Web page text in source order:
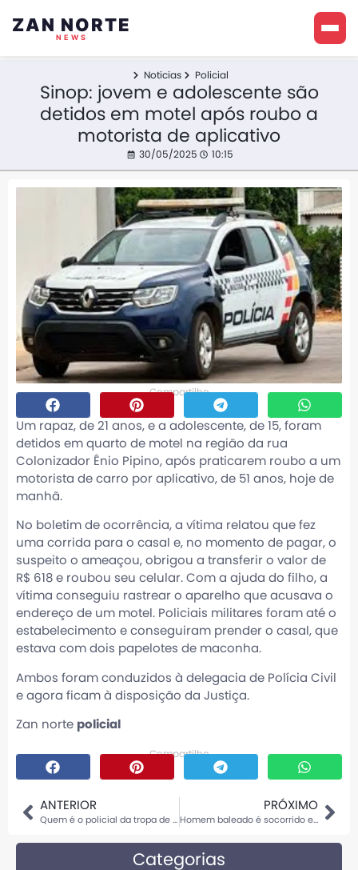
ZAN NORTE
NEWS
Noticias Policial
Sinop: jovem e adolescente são
detidos em motel após roubo a
motorista de aplicativo
30/05/2025 10:15
Compartilhe
Um rapaz, de 21 anos, e a adolescente, de 15, foram
detidos em quarto de motel na região da rua
Colonizador Ênio Pipino, após praticarem roubo a um
motorista de carro por aplicativo, de 51 anos, hoje de
manhã.
No boletim de ocorrência, a vítima relatou que fez
uma corrida para o casal e, no momento de pagar, o
suspeito o ameaçou, obrigou a transferir o valor de
R$ 618 e roubou seu celular. Com a ajuda do filho, a
vítima conseguiu rastrear o aparelho que acusava o
endereço de um motel. Policiais militares foram até o
estabelecimento e conseguiram prender o casal, que
estava com dois papelotes de maconha.
Ambos foram conduzidos à delegacia de Polícia Civil
e agora ficam à disposição da Justiça.
Zan norte policial
Compartilhe
ANTERIOR
Quem é o policial da tropa de elite do RJ morto na Cidade de Deus
PRÓXIMO
Homem baleado é socorrido em Sinop
Categorias